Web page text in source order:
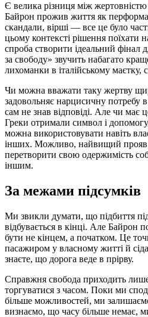
Є велика різниця між
Байрон прожив життя як
скандали, вірші — все це було
цьому контексті рішення поїхати
спроба створити ідеальний фінал
за свободу» звучить набагато
лихоманки в італійському
Чи можна вважати таку жертву
задовольняє нарцисичну потребу
сам не знав відповіді. Але чи має
Греки отримали символ і
можна використовувати навіть
інших. Можливо, найвищий прояв
перетворити свою одержимість
іншим.
За межами підсумків
Ми звикли думати, що підбиття
відбувається в кінці. Але Байрон
бути не кінцем, а початком. Це
пасажиром у власному житті й
знаєте, що дорога веде в прірву.
Справжня свобода приходить
торгуватися з часом. Поки ми
більше можливостей, ми
визнаємо, що часу більше немає,